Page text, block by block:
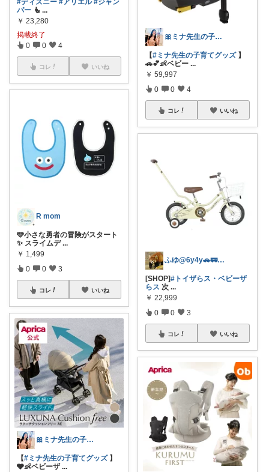
#ディズニー #アリエル #ジャン
パー 🧜 ...
￥ 23,280
掲載終了
0 0 4
コレ いいね
R mom
🩵小さな勇者の冒険がスタート
✨ スライムデ ...
￥ 1,499
0 0 3
コレ いいね
🎀ミナ先生の子育てグッズ⸜🌷︎⸝‍
【#ミナ先生の子育てグッズ】
🩶👶ベビーザ ...
🎀ミナ先生の子育てグッズ⸜🌷︎⸝‍
【#ミナ先生の子育てグッズ】
🚗💕👶ベビー ...
￥ 59,997
0 0 4
コレ いいね
ふゆ@6y4y🚗🚃コレ歓迎🍀
[SHOP]#トイザらス・ベビーザ
らス 次 ...
￥ 22,999
0 0 3
コレ いいね